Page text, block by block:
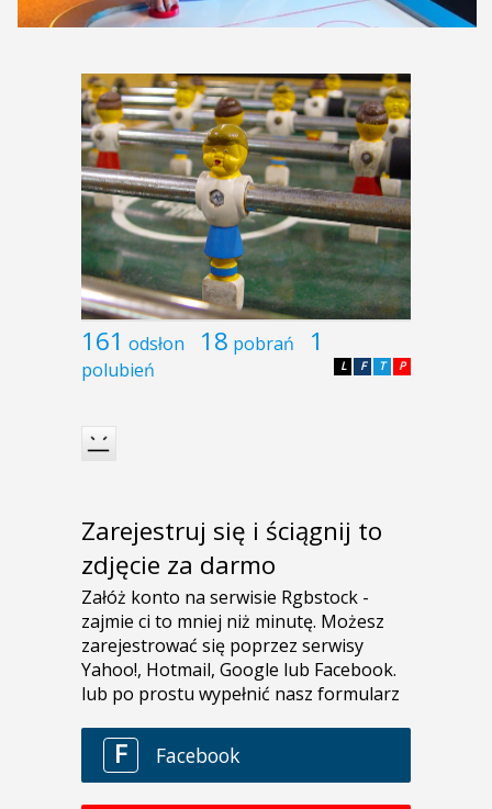
161 odsłon 18 pobrań 1
polubień P
T
F
L
Zarejestruj się i ściągnij to
zdjęcie za darmo